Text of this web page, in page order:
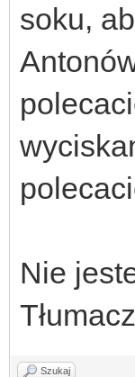
soku,
Nie
Szukaj